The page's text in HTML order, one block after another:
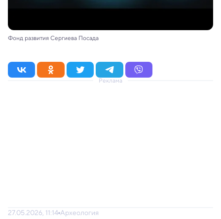
Фонд развития Сергиева Посада
Реклама
27.05.2026, 11:14 Археология